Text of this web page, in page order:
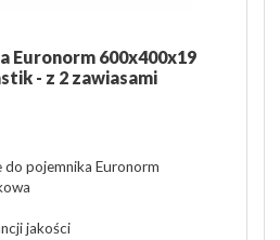
Euronorm 600x400x19
- z 2 zawiasami
do pojemnika Euronorm
jakości